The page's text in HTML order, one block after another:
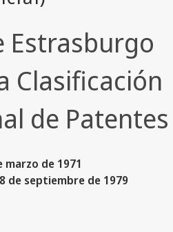
Estrasburgo
Clasificación
de Patentes
marzo de 1971
de septiembre de 1979